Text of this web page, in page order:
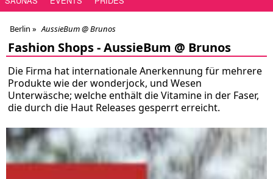
Berlin » AussieBum @ Brunos
Fashion Shops -AussieBum @ Brunos
Die Firma hat internationale Anerkennung für mehrere
Produkte wie der wonderjock, und Wesen
Unterwäsche; welche enthält die Vitamine in der Faser,
die durch die Haut Releases gesperrt erreicht.